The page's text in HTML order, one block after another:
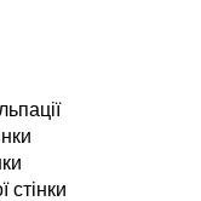
стінки